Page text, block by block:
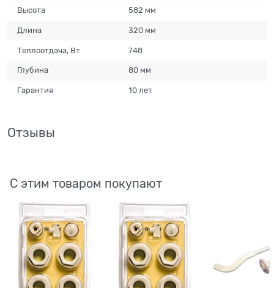
Высота 582 мм
Длина 320 мм
Теплоотдача, Вт 748
Глубина 80 мм
Гарантия 10 лет
Отзывы
С этим товаром покупают